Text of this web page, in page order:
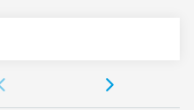
position pour la